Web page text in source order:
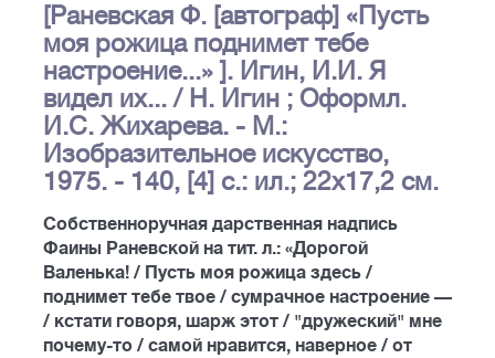
[Раневская Ф. [автограф] «Пусть
моя рожица поднимет тебе
настроение...» ]. Игин, И.И. Я
видел их... / Н. Игин ; Оформл.
И.С. Жихарева. - М.:
Изобразительное искусство,
1975. - 140, [4] с.: ил.; 22х17,2 см.
Собственноручная дарственная надпись
Фаины Раневской на тит. л.: «Дорогой
Валенька! / Пусть моя рожица здесь /
поднимет тебе твое / сумрачное настроение —
/ кстати говоря, шарж этот / "дружеский" мне
почему-то / самой нравится, наверное / от